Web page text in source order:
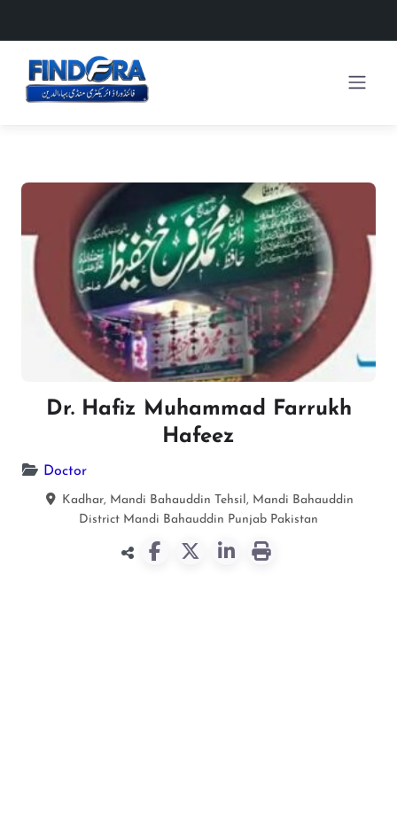
Dr. Hafiz Muhammad Farrukh
Hafeez
Doctor
Kadhar, Mandi Bahauddin Tehsil, Mandi Bahauddin
District Mandi Bahauddin Punjab Pakistan